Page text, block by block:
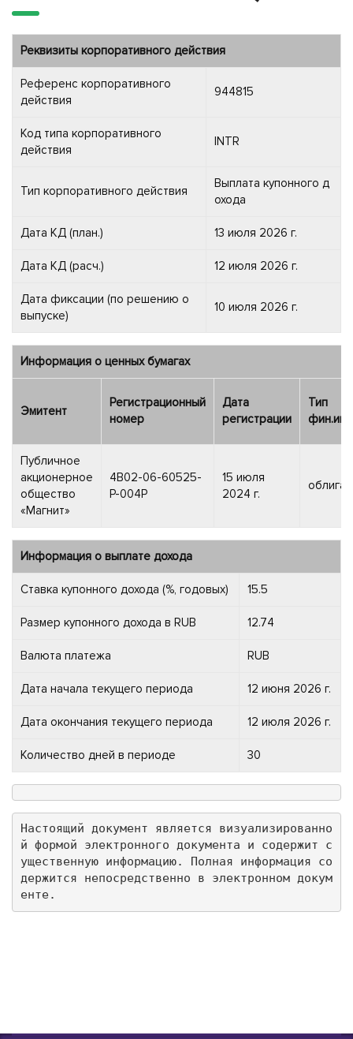
Реквизиты корпоративного действия
Референс корпоративного
действия
944815
Код типа корпоративного
действия
INTR
Тип корпоративного действия
Выплата купонного д
охода
Дата КД (план.) 13 июля 2026 г.
Дата КД (расч.) 12 июля 2026 г.
Дата фиксации (по решению о
выпуске)
10 июля 2026 г.
Информация о ценных бумагах
Эмитент
Регистрационный
номер
Дата
регистрации
Тип
Публичное
акционерное
общество
«Магнит»
4B02-06-60525-
P-004P
15 июля
2024 г.
Информация о выплате дохода
Ставка купонного дохода (%, годовых) 15.5
Размер купонного дохода в RUB 12.74
Валюта платежа RUB
Дата начала текущего периода 12 июня 2026 г.
Дата окончания текущего периода 12 июля 2026 г.
Количество дней в периоде 30
Настоящий документ является визуализированно
й формой электронного документа и содержит с
ущественную информацию. Полная информация со
держится непосредственно в электронном докум
енте.